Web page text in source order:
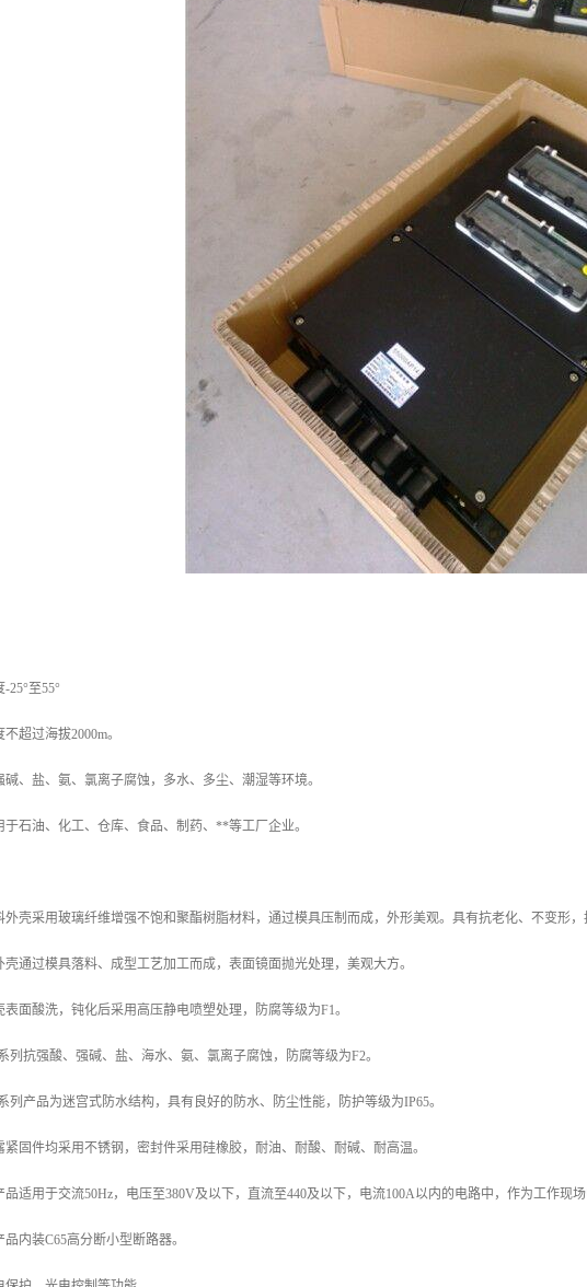
25°至55°
超过海拔2000m。
碱、盐、氨、氯离子腐蚀，多水、多尘、潮湿等环境。
于石油、化工、仓库、食品、制药、**等工厂企业。
外壳采用玻璃纤维增强不饱和聚酯树脂材料，通过模具压制而成，外形美观。具有抗老化、不变形
壳通过模具落料、成型工艺加工而成，表面镜面抛光处理，美观大方。
表面酸洗，钝化后采用高压静电喷塑处理，防腐等级为F1。
列抗强酸、强碱、盐、海水、氨、氯离子腐蚀，防腐等级为F2。
列产品为迷宫式防水结构，具有良好的防水、防尘性能，防护等级为IP65。
紧固件均采用不锈钢，密封件采用硅橡胶，耐油、耐酸、耐碱、耐高温。
品适用于交流50Hz，电压至380V及以下，直流至440及以下，电流100A以内的电路中，作为工作现
内装C65高分断小型断路器。